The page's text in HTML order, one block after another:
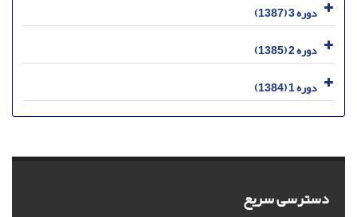
دوره 3 (1387)
دوره 2 (1385)
دوره 1 (1384)
دسترسی سریع